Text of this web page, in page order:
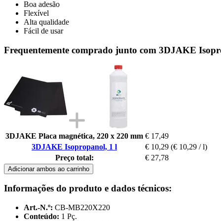
Boa adesão
Flexível
Alta qualidade
Fácil de usar
Frequentemente comprado junto com 3DJAKE
3DJAKE Placa magnética, 220 x 220 mm € 17,49
3DJAKE Isopropanol, 1 l
€ 10,29 (€ 10,29 / l)
Preço total:
€ 27,78
Adicionar ambos ao carrinho
Informações do produto e dados técnicos:
Art.-N.º: CB-MB220X220
Conteúdo: 1 Pç.